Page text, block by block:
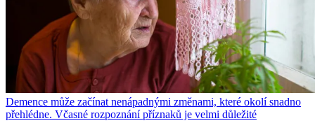
Demence může začínat nenápadnými změnami, které okolí snadno
přehlédne. Včasné rozpoznání příznaků je velmi důležité